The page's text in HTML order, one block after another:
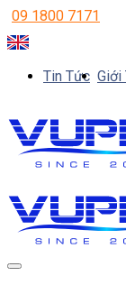
09 1800 7171
Tin Tức Giới